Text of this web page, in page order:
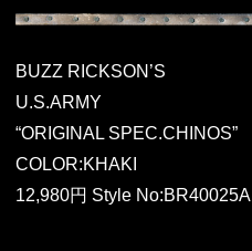
BUZZ RICKSON’S
U.S.ARMY
“ORIGINAL SPEC.CHINOS”
COLOR:KHAKI
12,980円 Style No:BR40025A